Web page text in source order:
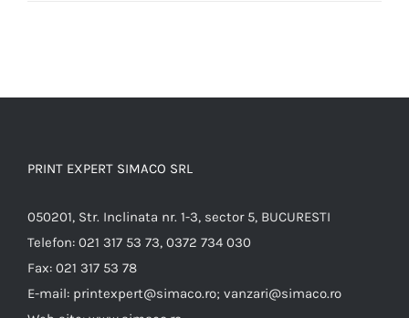
PRINT EXPERT SIMACO SRL
050201, Str. Inclinata nr. 1-3, sector 5, BUCURESTI
Telefon: 021 317 53 73, 0372 734 030
Fax: 021 317 53 78
E-mail: printexpert@simaco.ro; vanzari@simaco.ro